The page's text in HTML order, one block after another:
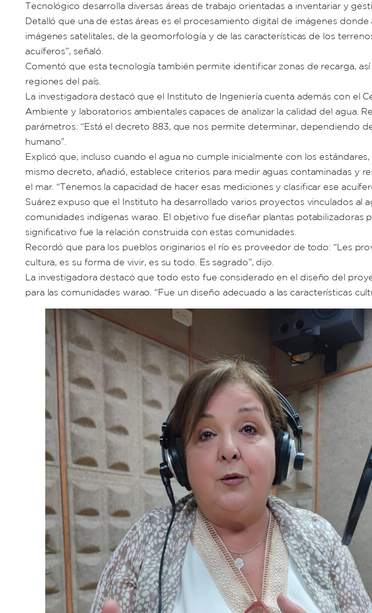
Tecnológico desarrolla diversas áreas de trabajo orientadas a inventariar y
Detalló que una de estas áreas es el procesamiento digital de imágenes
imágenes satelitales, de la geomorfología y de las características de los
acuíferos”, señaló.
Comentó que esta tecnología también permite identificar zonas de recarga,
regiones del país.
La investigadora destacó que el Instituto de Ingeniería cuenta además con el
Ambiente y laboratorios ambientales capaces de analizar la calidad del agua.
parámetros: “Está el decreto 883, que nos permite determinar, dependiendo
humano”.
Explicó que, incluso cuando el agua no cumple inicialmente con los
mismo decreto, añadió, establece criterios para medir aguas contaminadas y
el mar. “Tenemos la capacidad de hacer esas mediciones y clasificar ese
Suárez expuso que el Instituto ha desarrollado varios proyectos vinculados al
comunidades indígenas warao. El objetivo fue diseñar plantas potabilizadoras
significativo fue la relación construida con estas comunidades.
Recordó que para los pueblos originarios el río es proveedor de todo: “Les
cultura, es su forma de vivir, es su todo. Es sagrado”, dijo.
La investigadora destacó que todo esto fue considerado en el diseño del
para las comunidades warao. “Fue un diseño adecuado a las características